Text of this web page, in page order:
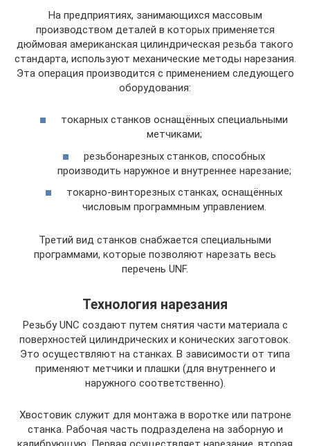
На предприятиях, занимающихся массовым
производством деталей в которых применяется
дюймовая американская цилиндрическая резьба такого
стандарта, используют механические методы нарезания.
Эта операция производится с применением следующего
оборудования:
токарных станков оснащённых специальными
метчиками;
резьбонарезных станков, способных
производить наружное и внутреннее нарезание;
токарно-винторезных станках, оснащённых
числовым программным управлением.
Третий вид станков снабжается специальными
программами, которые позволяют нарезать весь
перечень UNF.
Технология нарезания
Резьбу UNC создают путем снятия части материала с
поверхностей цилиндрических и конических заготовок.
Это осуществляют на станках. В зависимости от типа
применяют метчики и плашки (для внутреннего и
наружного соответственно).
Хвостовик служит для монтажа в воротке или патроне
станка. Рабочая часть подразделена на заборную и